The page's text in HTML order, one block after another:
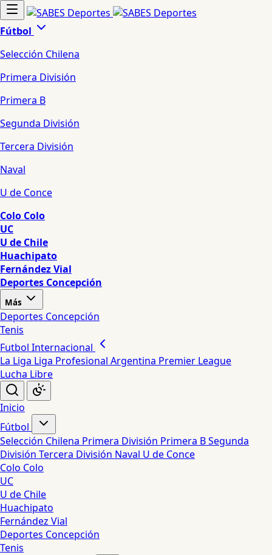
Fútbol
Selección Chilena
Primera División
Primera B
Segunda División
Tercera División
Naval
U de Conce
Colo Colo
UC
U de Chile
Huachipato
Fernández Vial
Deportes Concepción
Más
Deportes Concepción
Tenis
Futbol Internacional
La Liga Liga Profesional Argentina Premier League
Lucha Libre
Inicio
Fútbol
Selección Chilena Primera División Primera BSegunda
División Tercera División Naval U de Conce
Colo Colo
UC
U de Chile
Huachipato
Fernández Vial
Deportes Concepción
Tenis